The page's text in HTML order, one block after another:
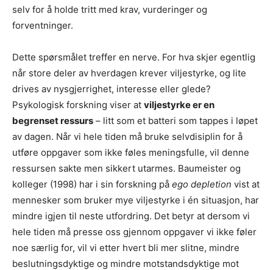
selv for å holde tritt med krav, vurderinger og
forventninger.
Dette spørsmålet treffer en nerve. For hva skjer egentlig
når store deler av hverdagen krever viljestyrke, og lite
drives av nysgjerrighet, interesse eller glede?
Psykologisk forskning viser at viljestyrke er en
begrenset ressurs – litt som et batteri som tappes i løpet
av dagen. Når vi hele tiden må bruke selvdisiplin for å
utføre oppgaver som ikke føles meningsfulle, vil denne
ressursen sakte men sikkert utarmes. Baumeister og
kolleger (1998) har i sin forskning på ego depletion vist at
mennesker som bruker mye viljestyrke i én situasjon, har
mindre igjen til neste utfordring. Det betyr at dersom vi
hele tiden må presse oss gjennom oppgaver vi ikke føler
noe særlig for, vil vi etter hvert bli mer slitne, mindre
beslutningsdyktige og mindre motstandsdyktige mot